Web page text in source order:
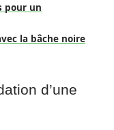
pour un
la bâche noire
d’une